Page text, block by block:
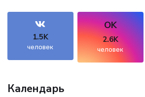
1.5K
человек
OK
2.6K
человек
Календарь